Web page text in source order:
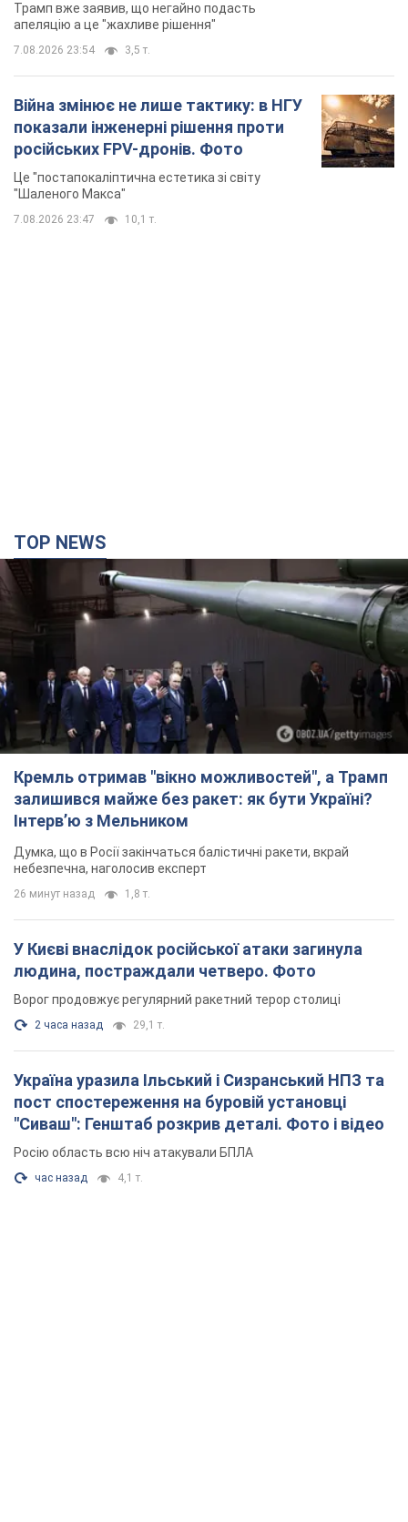
Трамп вже заявив, що негайно подасть
апеляцію а це "жахливе рішення"
7.08.2026 23:54 3,5 т.
Війна змінює не лише тактику: в НГУ
показали інженерні рішення проти
російських FPV-дронів. Фото
Це "постапокаліптична естетика зі світу
"Шаленого Макса"
7.08.2026 23:47 10,1 т.
TOP NEWS
Кремль отримав "вікно можливостей", а Трамп
залишився майже без ракет: як бути Україні?
Інтерв’ю з Мельником
Думка, що в Росії закінчаться балістичні ракети, вкрай
небезпечна, наголосив експерт
26 минут назад 1,8 т.
У Києві внаслідок російської атаки загинула
людина, постраждали четверо. Фото
Ворог продовжує регулярний ракетний терор столиці
2 часа назад 29,1 т.
Україна уразила Ільський і Сизранський НПЗ та
пост спостереження на буровій установці
"Сиваш": Генштаб розкрив деталі. Фото і відео
Росію область всю ніч атакували БПЛА
час назад 4,1 т.